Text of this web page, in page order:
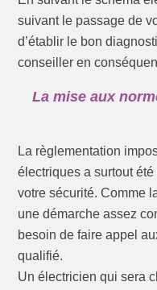
suivant le passage de
d’établir le bon
conseiller en
La mise aux
La règlementation
électriques a surtout
votre sécurité. Comme
une démarche assez
besoin de faire appel
qualifié.
Un électricien qui sera